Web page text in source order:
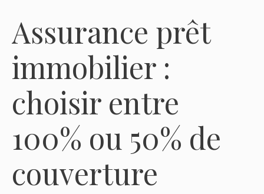
Assurance prêt
immobilier :
choisir entre
100% ou 50% de
couverture